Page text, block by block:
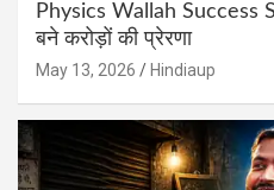
Physics Wallah
बने करोड़ों की प्रेरणा
May 13, 2026 Hindiaup